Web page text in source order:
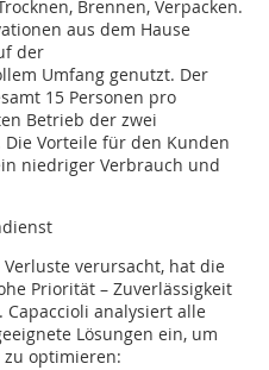
Brennen, Verpacken.
aus dem Hause
der
Umfang genutzt. Der
15 Personen pro
Betrieb der zwei
Vorteile für den Kunden
niedriger Verbrauch und
verursacht, hat die
Priorität – Zuverlässigkeit
analysiert alle
Lösungen ein, um
zu optimieren: